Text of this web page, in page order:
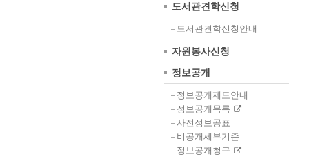
도서관견학신청
도서관견학신청안내
자원봉사신청
정보공개
정보공개제도안내
정보공개목록
사전정보공표
비공개세부기준
정보공개청구